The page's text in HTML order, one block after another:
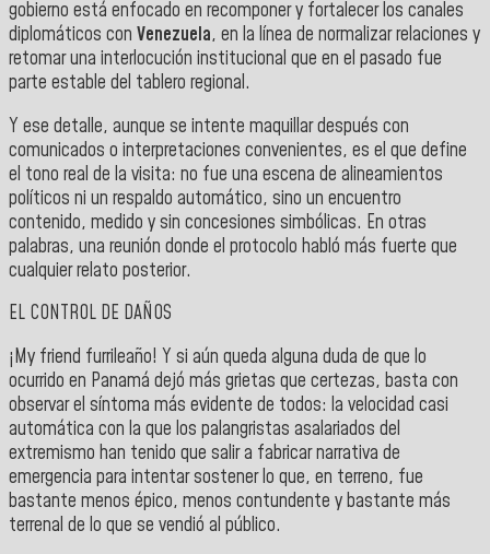
gobierno está enfocado en recomponer y fortalecer los canales
diplomáticos con Venezuela, en la línea de normalizar relaciones y
retomar una interlocución institucional que en el pasado fue
parte estable del tablero regional.
Y ese detalle, aunque se intente maquillar después con
comunicados o interpretaciones convenientes, es el que define
el tono real de la visita: no fue una escena de alineamientos
políticos ni un respaldo automático, sino un encuentro
contenido, medido y sin concesiones simbólicas. En otras
palabras, una reunión donde el protocolo habló más fuerte que
cualquier relato posterior.
EL CONTROL DE DAÑOS
¡My friend furrileaño! Y si aún queda alguna duda de que lo
ocurrido en Panamá dejó más grietas que certezas, basta con
observar el síntoma más evidente de todos: la velocidad casi
automática con la que los palangristas asalariados del
extremismo han tenido que salir a fabricar narrativa de
emergencia para intentar sostener lo que, en terreno, fue
bastante menos épico, menos contundente y bastante más
terrenal de lo que se vendió al público.